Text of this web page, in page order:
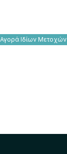
Αγορά Ιδίων Μετοχών